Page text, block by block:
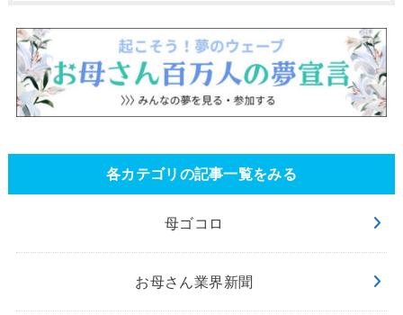
各カテゴリの記事一覧をみる
母ゴコロ
お母さん業界新聞